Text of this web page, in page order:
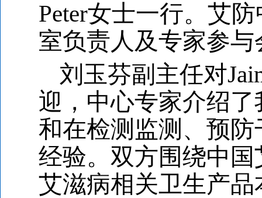
Peter女士一行。艾
室负责人及专家参
刘玉芬副主任对
迎，中心专家介绍
和在检测监测、预
经验。双方围绕中
艾滋病相关卫生产